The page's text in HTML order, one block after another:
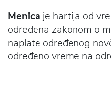
Menica je hartija od
određena zakonom o
naplate određenog
određeno vreme na